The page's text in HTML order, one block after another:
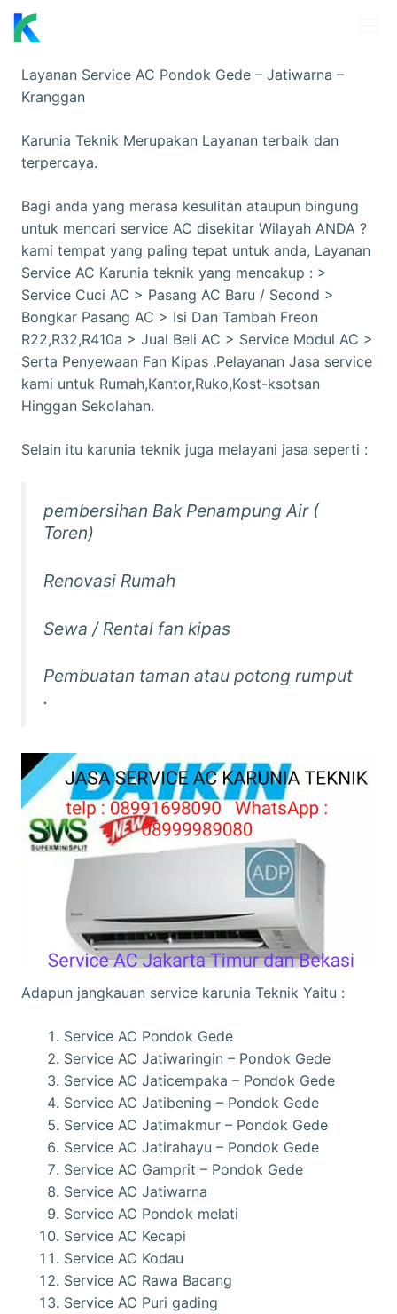
Skip
Layanan Service AC Pondok Gede – Jatiwarna –
Kranggan
Karunia Teknik Merupakan Layanan terbaik dan
terpercaya.
Bagi anda yang merasa kesulitan ataupun bingung
untuk mencari service AC disekitar Wilayah ANDA ?
kami tempat yang paling tepat untuk anda, Layanan
Service AC Karunia teknik yang mencakup : >
Service Cuci AC > Pasang AC Baru / Second >
Bongkar Pasang AC > Isi Dan Tambah Freon
R22,R32,R410a > Jual Beli AC > Service Modul AC >
Serta Penyewaan Fan Kipas .Pelayanan Jasa service
kami untuk Rumah,Kantor,Ruko,Kost-ksotsan
Hinggan Sekolahan.
Selain itu karunia teknik juga melayani jasa seperti :
pembersihan Bak Penampung Air (
Toren)
Renovasi Rumah
Sewa / Rental fan kipas
Pembuatan taman atau potong rumput
.
Adapun jangkauan service karunia Teknik Yaitu :
Service AC Pondok Gede
Service AC Jatiwaringin – Pondok Gede
Service AC Jaticempaka – Pondok Gede
Service AC Jatibening – Pondok Gede
Service AC Jatimakmur – Pondok Gede
Service AC Jatirahayu – Pondok Gede
Service AC Gamprit – Pondok Gede
Service AC Jatiwarna
Service AC Pondok melati
Service AC Kecapi
Service AC Kodau
Service AC Rawa Bacang
Service AC Puri gading